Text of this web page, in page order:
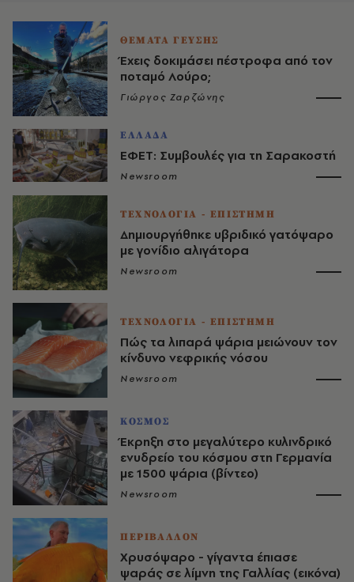
ΘΕΜΑΤΑ ΓΕΥΣΗΣ
Έχεις δοκιμάσει πέστροφα από τον
ποταμό Λούρο;
Γιώργος Ζαρζώνης
ΕΛΛΑΔΑ
ΕΦΕΤ: Συμβουλές για τη Σαρακοστή
Newsroom
ΤΕΧΝΟΛΟΓΙΑ - ΕΠΙΣΤΗΜΗ
Δημιουργήθηκε υβριδικό γατόψαρο
με γονίδιο αλιγάτορα
Newsroom
ΤΕΧΝΟΛΟΓΙΑ - ΕΠΙΣΤΗΜΗ
Πώς τα λιπαρά ψάρια μειώνουν τον
κίνδυνο νεφρικής νόσου
Newsroom
ΚΟΣΜΟΣ
Έκρηξη στο μεγαλύτερο κυλινδρικό
ενυδρείο του κόσμου στη Γερμανία
με 1500 ψάρια (βίντεο)
Newsroom
ΠΕΡΙΒΑΛΛΟΝ
Χρυσόψαρο - γίγαντα έπιασε
ψαράς σε λίμνη της Γαλλίας (εικόνα)